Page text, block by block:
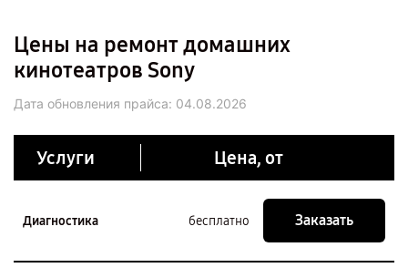
Цены на ремонт домашних
кинотеатров Sony
Дата обновления прайса: 04.08.2026
Услуги Цена, от
Диагностика бесплатно Заказать